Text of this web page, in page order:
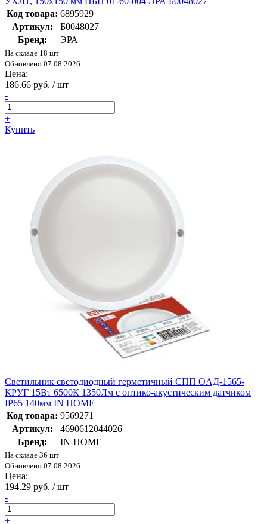
Код товара: 6895929
Артикул:
Б0048027
Бренд:
ЭРА
На складе 18 шт
Обновлено 07.08.2026
Цена:
186.66 руб. / шт
-
+
Купить
Светильник светодиодный герметичный СПП ОAД-1565-
КРУГ 15Вт 6500К 1350Лм с оптико-акустическим датчиком
IP65 140мм IN HOME
Код товара: 9569271
Артикул:
4690612044026
Бренд:
IN-HOME
На складе 36 шт
Обновлено 07.08.2026
Цена:
194.29 руб. / шт
-
+